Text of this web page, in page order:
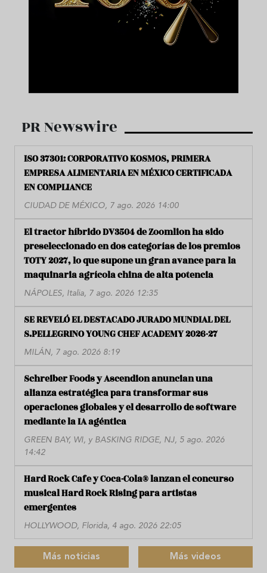
PR Newswire
ISO 37301: CORPORATIVO KOSMOS, PRIMERA
EMPRESA ALIMENTARIA EN MÉXICO CERTIFICADA
EN COMPLIANCE
CIUDAD DE MÉXICO, 7 ago. 2026 14:00
El tractor híbrido DV3504 de Zoomlion ha sido
preseleccionado en dos categorías de los premios
TOTY 2027, lo que supone un gran avance para la
maquinaria agrícola china de alta potencia
NÁPOLES, Italia, 7 ago. 2026 12:35
SE REVELÓ EL DESTACADO JURADO MUNDIAL DEL
S.PELLEGRINO YOUNG CHEF ACADEMY 2026-27
MILÁN, 7 ago. 2026 8:19
Schreiber Foods y Ascendion anuncian una
alianza estratégica para transformar sus
operaciones globales y el desarrollo de software
mediante la IA agéntica
GREEN BAY, WI, y BASKING RIDGE, NJ, 5 ago. 2026
14:42
Hard Rock Cafe y Coca-Cola® lanzan el concurso
musical Hard Rock Rising para artistas
emergentes
HOLLYWOOD, Florida, 4 ago. 2026 22:05
Más noticias Más videos